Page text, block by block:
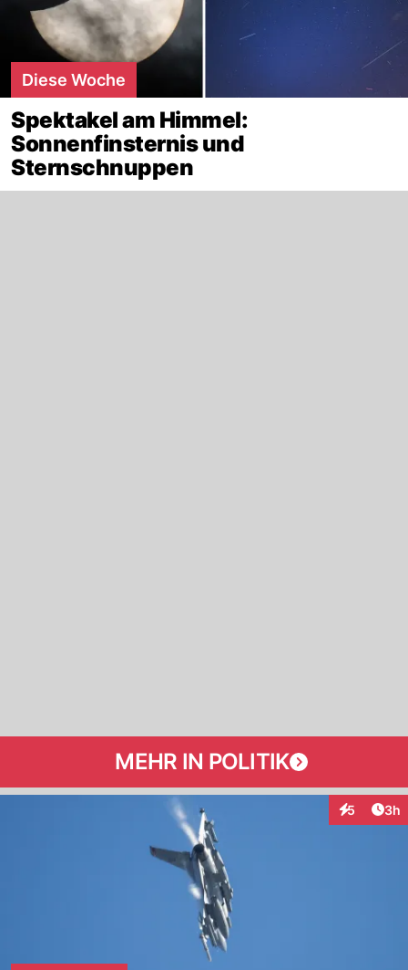
Diese Woche
Spektakel am Himmel:
Sonnenfinsternis und
Sternschnuppen
MEHR IN POLITIK
5 3h